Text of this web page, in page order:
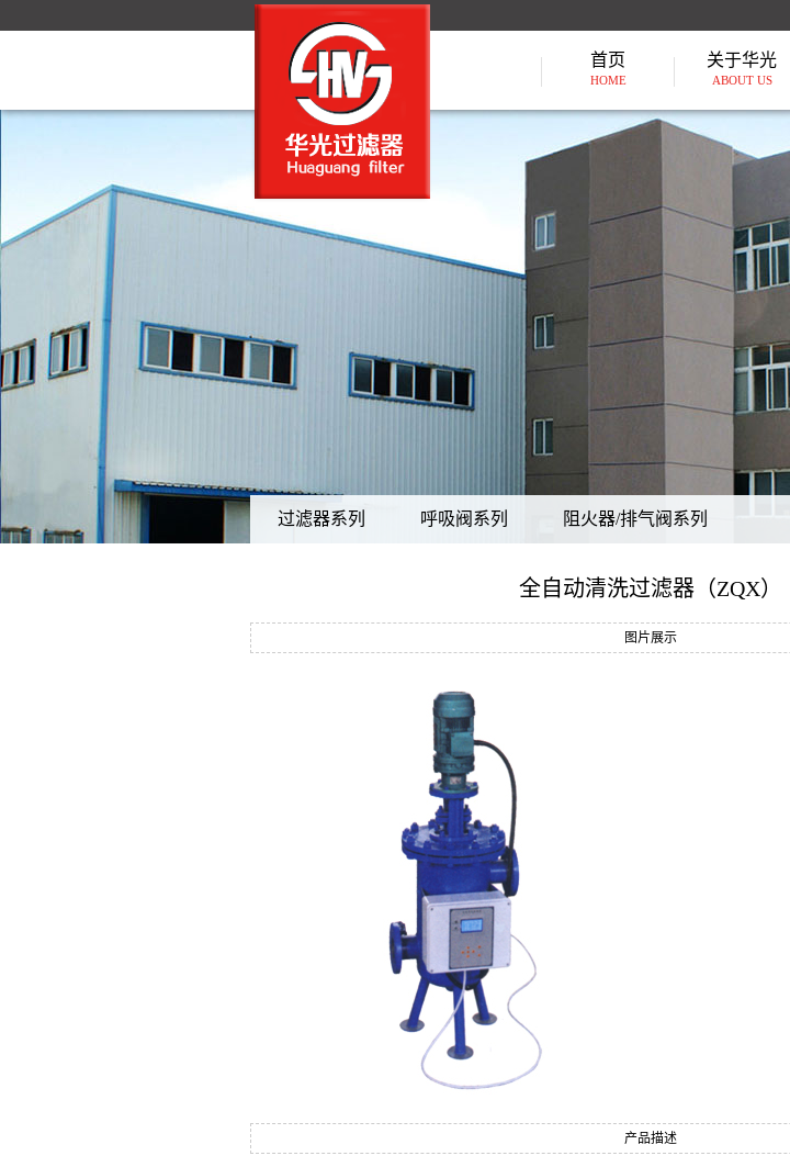
首页
HOME
关于华光
ABOUT US
过滤器系列 呼吸阀系列 阻火器/排气阀系列
全自动清洗过滤器（ZQX）
图片展示
产品描述